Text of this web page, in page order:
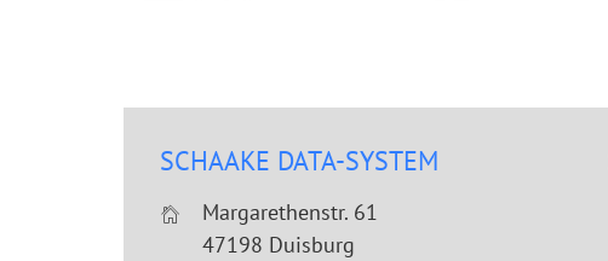
SCHAAKE DATA-SYSTEM
Margarethenstr. 61
47198 Duisburg